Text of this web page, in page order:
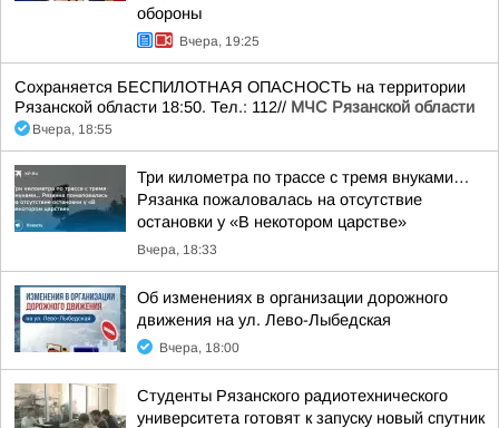
обороны
Вчера, 19:25
Сохраняется БЕСПИЛОТНАЯ ОПАСНОСТЬ на территории
Рязанской области 18:50. Тел.: 112// МЧС Рязанской области
Вчера, 18:55
Три километра по трассе с тремя внуками…
Рязанка пожаловалась на отсутствие
остановки у «В некотором царстве»
Вчера, 18:33
Об изменениях в организации дорожного
движения на ул. Лево-Лыбедская
Вчера, 18:00
Студенты Рязанского радиотехнического
университета готовят к запуску новый спутник